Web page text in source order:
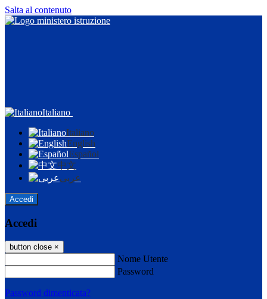
Salta al contenuto
Italiano
Italiano
English
Español
中文
عربى
Accedi
Accedi
button close ×
Nome Utente
Password
Password dimenticata?